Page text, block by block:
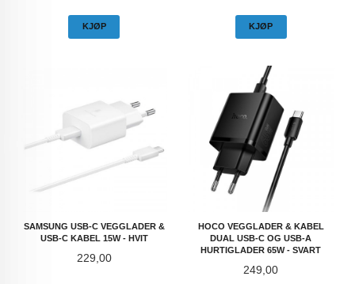
KJØP KJØP
SAMSUNG USB-C VEGGLADER &
USB-C KABEL 15W - HVIT
Pris
229,00
HOCO VEGGLADER & KABEL
DUAL USB-C OG USB-A
HURTIGLADER 65W - SVART
Pris
249,00